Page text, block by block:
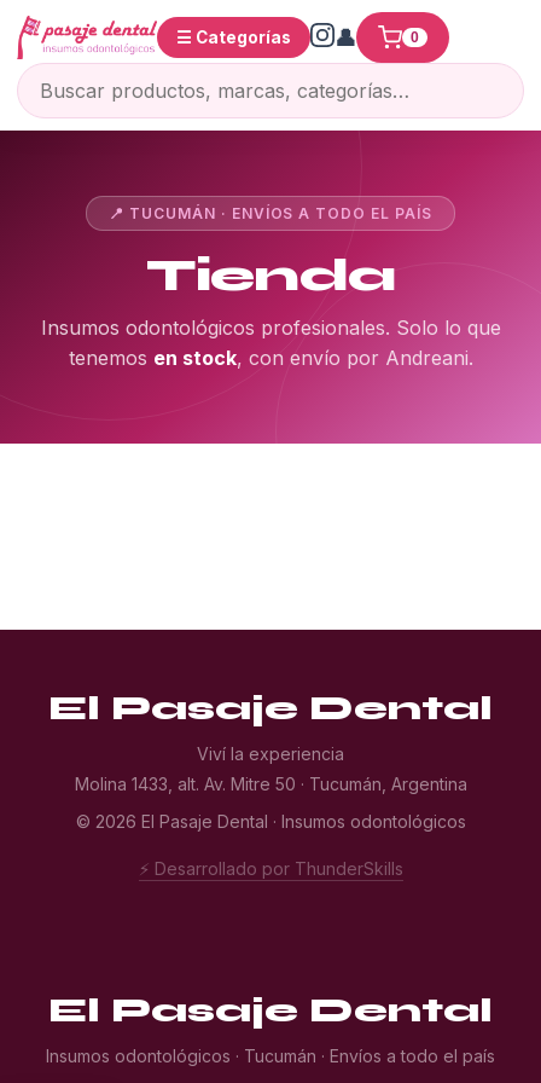
☰ Categorías 0
📍 TUCUMÁN · ENVÍOS A TODO EL PAÍS
Tienda
Insumos odontológicos profesionales. Solo lo que
tenemos en stock, con envío por Andreani.
El Pasaje Dental
Viví la experiencia
Molina 1433, alt. Av. Mitre 50 · Tucumán, Argentina
© 2026 El Pasaje Dental · Insumos odontológicos
⚡ Desarrollado por ThunderSkills
El Pasaje Dental
Insumos odontológicos · Tucumán · Envíos a todo el país